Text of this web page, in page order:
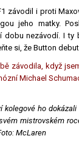
závodil i proti
jeho matky.
dobu nezávodí. I ty
si, že Button
závodila, když
Michael
kolegové ho
mistrovském
McLaren